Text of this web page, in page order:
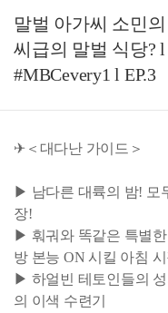
말벌 아가씨 소민
씨급의 말벌 식당?
#MBCevery1 l EP.3
✈＜대다난 가이드＞
▶ 남다른 대륙의 밤! 모
장!
▶ 훠궈와 똑같은 특별
방 본능 ON 시킬 아침
▶ 하얼빈 테토인들의
의 이색 수련기